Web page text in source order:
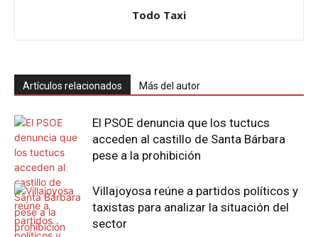
Todo Taxi
Artículos relacionados Más del autor
El PSOE denuncia que los tuctucs
acceden al castillo de Santa Bárbara
pese a la prohibición
Villajoyosa reúne a partidos políticos y
taxistas para analizar la situación del
sector